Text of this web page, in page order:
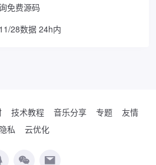
免费源码
28数据 24h内
技术教程 音乐分享 专题
友情
隐私
云优化